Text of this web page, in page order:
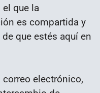
que la
es compartida y
que estés aquí en
electrónico,